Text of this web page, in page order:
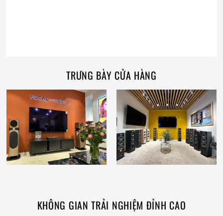
TRƯNG BÀY CỬA HÀNG
KHÔNG GIAN TRẢI NGHIỆM ĐỈNH CAO